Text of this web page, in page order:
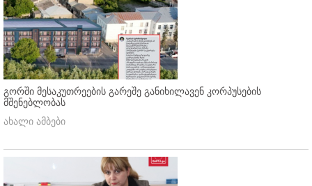
გორში მესაკუთრეების გარეშე განიხილავენ კორპუსების
მშენებლობას
ახალი ამბები